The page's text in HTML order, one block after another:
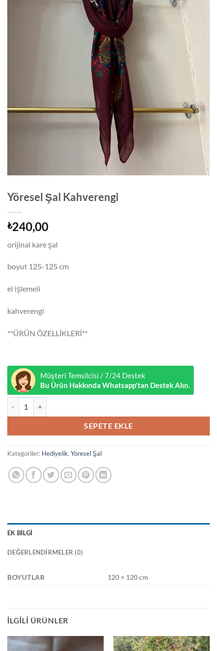
Yöresel Şal Kahverengi
₺240,00
orijinal kare şal
boyut 125-125 cm
el işlemeli
kahverengi
**ÜRÜN ÖZELLİKLERİ**
Müşteri Temsilcisi / 7/24 Destek
Bu Ürün Hakkında Whatsapp'tan Destek Alın.
SEPETE EKLE
Kategoriler: Hediyelik, Yöresel Şal
EK BILGI
DEĞERLENDIRMELER (0)
BOYUTLAR 120 × 120 cm
İLGILI ÜRÜNLER